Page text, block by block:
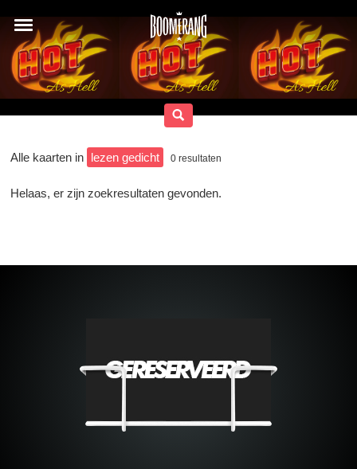
Alle kaarten in lezen gedicht 0 resultaten
Helaas, er zijn zoekresultaten gevonden.